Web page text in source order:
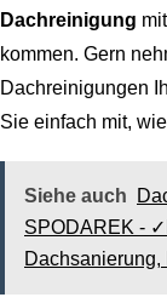
Dachreinigung
kommen. Gern
Dachreinigungen
Sie einfach mit,
Siehe auch
SPODAREK -